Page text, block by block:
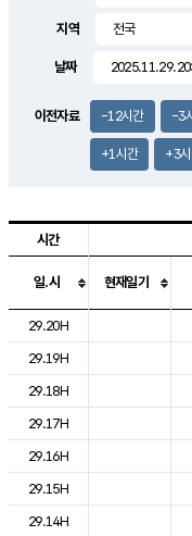
지역
날짜
이전자료 -12시간 -3
+1시간 +3
도시별 기상실황표로 지
시간
일.시 현재일기
29.20H
29.19H
29.18H
29.17H
29.16H
29.15H
29.14H